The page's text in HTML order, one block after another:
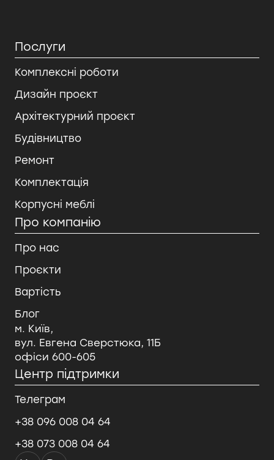
Послуги
Комплексні роботи
Дизайн проєкт
Архітектурний проєкт
Будівництво
Ремонт
Комплектація
Корпусні меблі
Про компанію
Про нас
Проєкти
Вартість
Блог
м. Київ,
вул. Евгена Сверстюка, 11Б
офіси 600-605
Центр підтримки
Телеграм
+38 096 008 04 64
+38 073 008 04 64